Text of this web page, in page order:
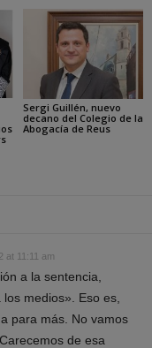
Sergi Guillén, nuevo
decano del Colegio de la
Abogacía de Reus
at 11:11 am
a la sentencia,
medios». Eso es,
para más. No vamos
de esa